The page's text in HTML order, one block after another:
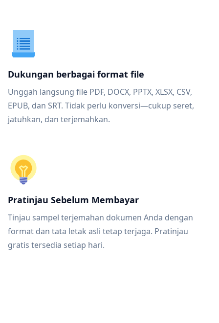
Dukungan berbagai format file
Unggah langsung file PDF, DOCX, PPTX, XLSX, CSV,
EPUB, dan SRT. Tidak perlu konversi—cukup seret,
jatuhkan, dan terjemahkan.
Pratinjau Sebelum Membayar
Tinjau sampel terjemahan dokumen Anda dengan
format dan tata letak asli tetap terjaga. Pratinjau
gratis tersedia setiap hari.